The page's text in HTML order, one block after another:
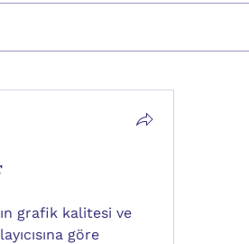
grafik kalitesi ve
göre